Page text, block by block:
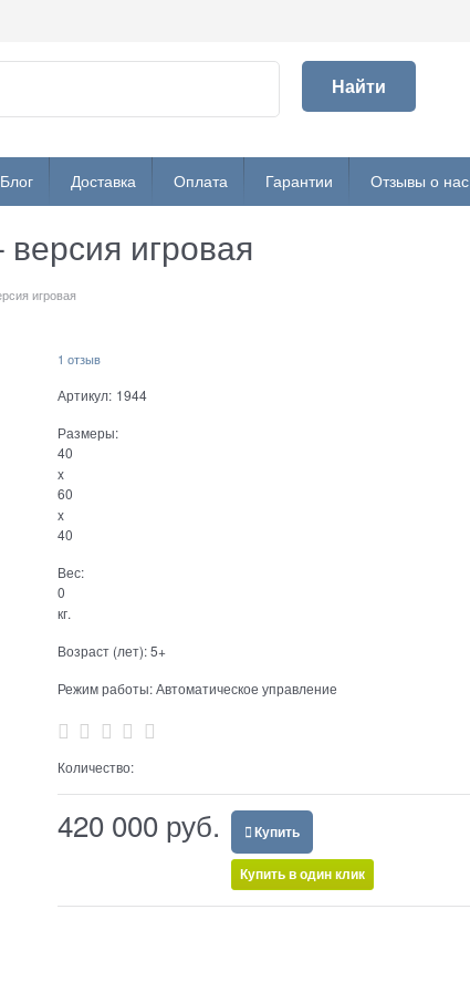
Найти
Блог Доставка Оплата Гарантии Отзывы о нас
игровая
игровая
1 отзыв
Артикул: 1944
Размеры:
40
x
60
x
40
Вес:
0
кг.
Возраст (лет):5+
Режим работы:Автоматическое управление
Количество:
420 000 руб. Купить
Купить в один клик